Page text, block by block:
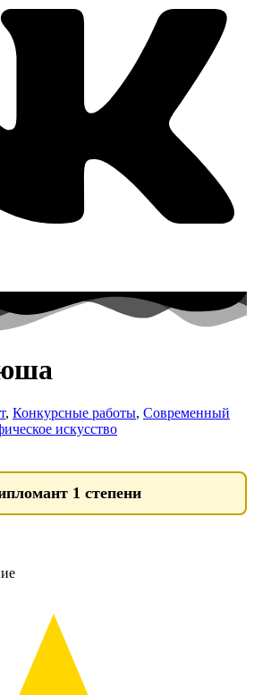
, Конкурсные работы, Современный
искусство
1 степени